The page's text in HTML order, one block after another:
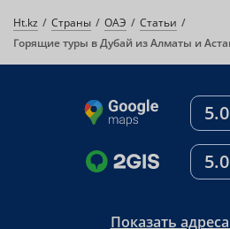
Ht.kz Страны ОАЭ
Статьи
5.0
5.0
Показать